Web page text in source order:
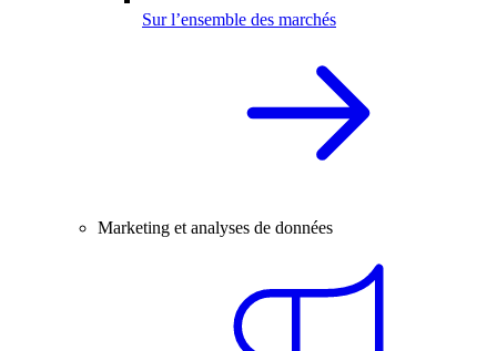
Sur l’ensemble des marchés
Marketing et analyses de données